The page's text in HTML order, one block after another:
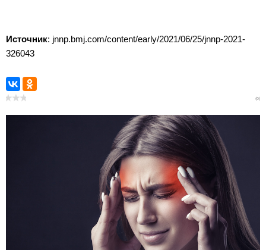
Источник: jnnp.bmj.com/content/early/2021/06/25/jnnp-2021-
326043
(0)